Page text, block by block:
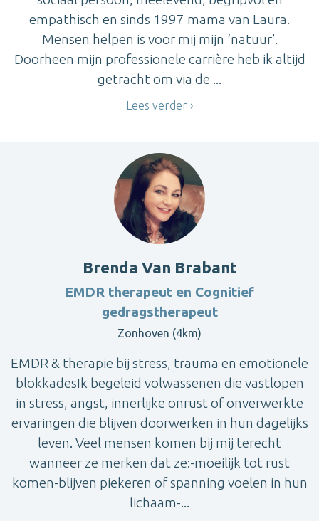
empathisch en sinds 1997 mama van Laura.
Mensen helpen is voor mij mijn ‘natuur’.
Doorheen mijn professionele carrière heb ik altijd
getracht om via de ...
Lees verder
Brenda Van Brabant
EMDR therapeut en Cognitief
gedragstherapeut
Zonhoven (4km)
EMDR & therapie bij stress, trauma en emotionele
blokkadesIk begeleid volwassenen die vastlopen
in stress, angst, innerlijke onrust of onverwerkte
ervaringen die blijven doorwerken in hun dagelijks
leven. Veel mensen komen bij mij terecht
wanneer ze merken dat ze:-moeilijk tot rust
komen-blijven piekeren of spanning voelen in hun
lichaam-...